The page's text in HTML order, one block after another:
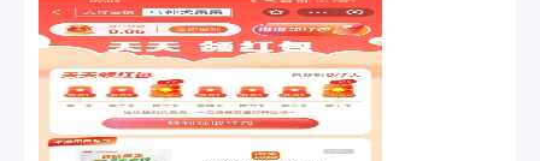
化架构划分为三个子项目，实现多端功能统一与高效迭代。后
台使用vue3+element plus